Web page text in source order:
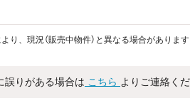
り、現況（販売中物件）と異なる場合がありま
誤りがある場合は こちら よりご連絡く